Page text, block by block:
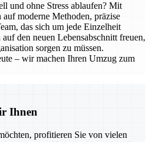
und ohne Stress ablaufen? Mit
moderne Methoden, präzise
das sich um jede Einzelheit
den neuen Lebensabschnitt freuen,
sorgen zu müssen.
– wir machen Ihren Umzug zum
Ihnen
profitieren Sie von vielen